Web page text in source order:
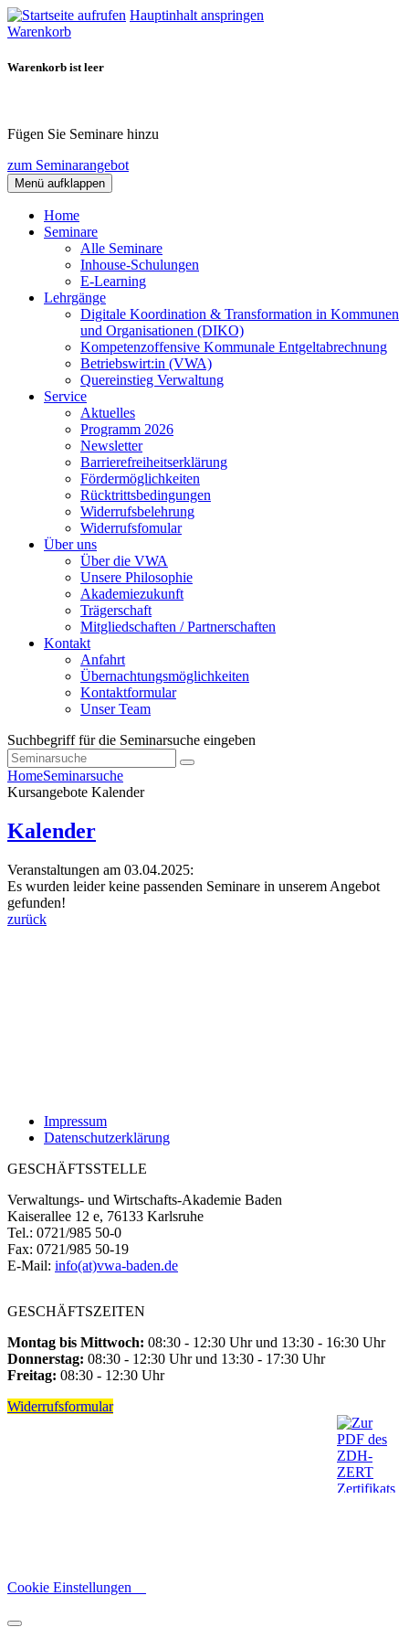
Hauptinhalt anspringen
Warenkorb
Warenkorb ist leer
Fügen Sie Seminare hinzu
zum Seminarangebot
Menü aufklappen
Home
Seminare
Alle Seminare
Inhouse-Schulungen
E-Learning
Lehrgänge
Digitale Koordination & Transformation in Kommunen
und Organisationen (DIKO)
Kompetenzoffensive Kommunale Entgeltabrechnung
Betriebswirt:in (VWA)
Quereinstieg Verwaltung
Service
Aktuelles
Programm 2026
Newsletter
Barrierefreiheitserklärung
Fördermöglichkeiten
Rücktrittsbedingungen
Widerrufsbelehrung
Widerrufsfomular
Über uns
Über die VWA
Unsere Philosophie
Akademiezukunft
Trägerschaft
Mitgliedschaften / Partnerschaften
Kontakt
Anfahrt
Übernachtungsmöglichkeiten
Kontaktformular
Unser Team
Suchbegriff für die Seminarsuche eingeben
HomeSeminarsuche
Kursangebote Kalender
Kalender
Veranstaltungen am 03.04.2025:
Es wurden leider keine passenden Seminare in unserem Angebot
gefunden!
zurück
Impressum
Datenschutzerklärung
GESCHÄFTSSTELLE
Verwaltungs- und Wirtschafts-Akademie Baden
Kaiserallee 12 e, 76133 Karlsruhe
Tel.: 0721/985 50-0
Fax: 0721/985 50-19
E-Mail: info(at)vwa-baden.de
GESCHÄFTSZEITEN
Montag bis Mittwoch: 08:30 - 12:30 Uhr und 13:30 - 16:30 Uhr
Donnerstag: 08:30 - 12:30 Uhr und 13:30 - 17:30 Uhr
Freitag: 08:30 - 12:30 Uhr
Widerrufsformular
Cookie Einstellungen